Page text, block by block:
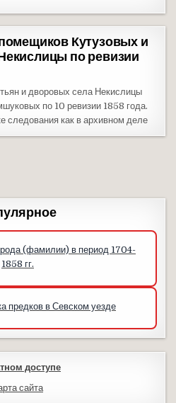
Кутузовых и
по ревизии
и дворовых села Некислицы
по 10 ревизии 1858 года.
следования как в архивном деле
(фамилии) в период 1704-
1858 гг.
предков в Севском уезде
доступе
сайта